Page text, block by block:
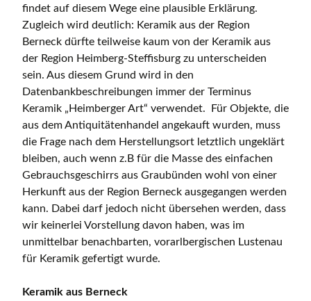
findet auf diesem Wege eine plausible Erklärung.
Zugleich wird deutlich: Keramik aus der Region
Berneck dürfte teilweise kaum von der Keramik aus
der Region Heimberg-Steffisburg zu unterscheiden
sein. Aus diesem Grund wird in den
Datenbankbeschreibungen immer der Terminus
Keramik „Heimberger Art“ verwendet. Für Objekte, die
aus dem Antiquitätenhandel angekauft wurden, muss
die Frage nach dem Herstellungsort letztlich ungeklärt
bleiben, auch wenn z.B für die Masse des einfachen
Gebrauchsgeschirrs aus Graubünden wohl von einer
Herkunft aus der Region Berneck ausgegangen werden
kann. Dabei darf jedoch nicht übersehen werden, dass
wir keinerlei Vorstellung davon haben, was im
unmittelbar benachbarten, vorarlbergischen Lustenau
für Keramik gefertigt wurde.
Keramik aus Berneck